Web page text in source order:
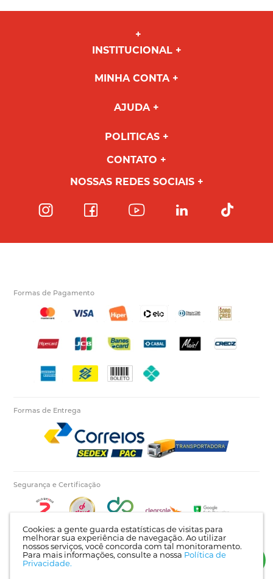
Cookies: a gente guarda estatísticas de visitas para
melhorar sua experiência de navegação. Ao utilizar
nossos serviços, você concorda com tal monitoramento.
Para mais informações, consulte a nossa Política de
Privacidade.
INSTITUCIONAL
MINHA CONTA
AJUDA
POLITICAS
CONTATO
NOSSAS REDES SOCIAIS
Formas de Pagamento
Formas de Entrega
Segurança e Certificação
Autopecas Tiete LTDA - CNPJ: 60.840.768/0001-03 | Rua Itajaí, 624 - Bairro Tietê |
Londrina - PR | CEP: 86025-450 |